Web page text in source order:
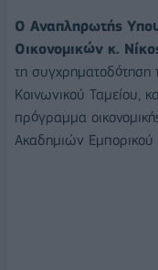
Ο Αναπληρωτής
Οικονομικών κ.
τη συγχρηματοδότηση
Κοινωνικού Ταμείου,
πρόγραμμα
Ακαδημιών